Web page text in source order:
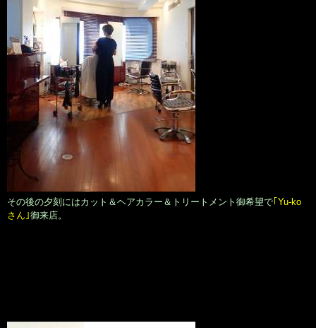
その後の夕刻にはカット＆ヘアカラー＆トリートメント御希望で｢Yu-ko
さん｣御来店。